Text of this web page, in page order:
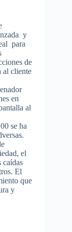
y
para
de
al cliente
en
al
se ha
el
caídas
El
que
y